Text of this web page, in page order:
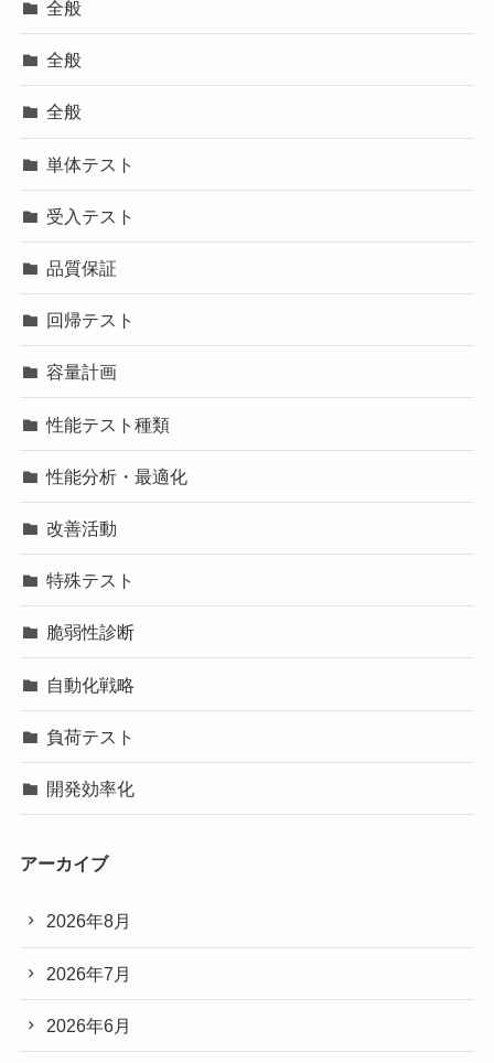
全般
全般
全般
単体テスト
受入テスト
品質保証
回帰テスト
容量計画
性能テスト種類
性能分析・最適化
改善活動
特殊テスト
脆弱性診断
自動化戦略
負荷テスト
開発効率化
アーカイブ
2026年8月
2026年7月
2026年6月